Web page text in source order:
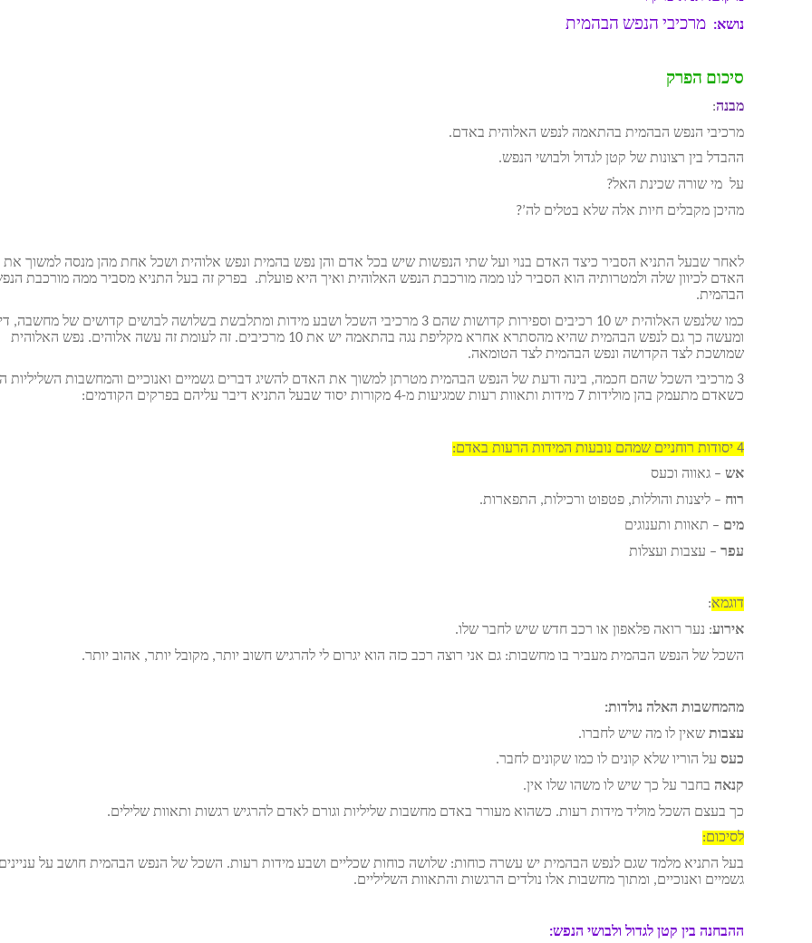
נושא: מרכיבי הנפש הבהמית
סיכום הפרק
מבנה:
מרכיבי הנפש הבהמית בהתאמה לנפש האלוהית באדם.
ההבדל בין רצונות של קטן לגדול ולבושי הנפש.
על מי שורה שכינת האל?
מהיכן מקבלים חיות אלה שלא בטלים לה’?
לאחר שבעל התניא הסביר כיצד האדם בנוי ועל שתי הנפשות שיש בכל אדם והן נפש בהמית ונפש אלוהית ושכל אחת מהן מנסה למשוך את
האדם לכיוון שלה ולמטרותיה הוא הסביר לנו ממה מורכבת הנפש האלוהית ואיך היא פועלת. בפרק זה בעל התניא מסביר ממה מורכבת
הבהמית.
כמו שלנפש האלוהית יש 10 רכיבים וספירות קדושות שהם 3 מרכיבי השכל ושבע מידות ומתלבשת בשלושה לבושים קדושים של מחשבה,
ומעשה כך גם לנפש הבהמית שהיא מהסתרא אחרא מקליפת נגה בהתאמה יש את 10 מרכיבים. זה לעומת זה עשה אלוהים. נפש האלוהית
שמושכת לצד הקדושה ונפש הבהמית לצד הטומאה.
3 מרכיבי השכל שהם חכמה, בינה ודעת של הנפש הבהמית מטרתן למשוך את האדם להשיג דברים גשמיים ואנוכיים והמחשבות השליליות
כשאדם מתעמק בהן מולידות 7 מידות ותאוות רעות שמגיעות מ-4 מקורות יסוד שבעל התניא דיבר עליהם בפרקים הקודמים:
4 יסודות רוחניים שמהם נובעות המידות הרעות באדם:
אש – גאווה וכעס
רוח – ליצנות והוללות, פטפוט ורכילות, התפארות.
מים – תאוות ותענוגים
עפר – עצבות ועצלות
דוגמא:
אירוע: נער רואה פלאפון או רכב חדש שיש לחבר שלו.
השכל של הנפש הבהמית מעביר בו מחשבות: גם אני רוצה רכב כזה הוא יגרום לי להרגיש חשוב יותר, מקובל יותר, אהוב יותר.
מהמחשבות האלה נולדות:
עצבות שאין לו מה שיש לחברו.
כעס על הוריו שלא קונים לו כמו שקונים לחבר.
קנאה בחבר על כך שיש לו משהו שלו אין.
כך בעצם השכל מוליד מידות רעות. כשהוא מעורר באדם מחשבות שליליות וגורם לאדם להרגיש רגשות ותאוות שלילים.
לסיכום:
בעל התניא מלמד שגם לנפש הבהמית יש עשרה כוחות: שלושה כוחות שכליים ושבע מידות רעות. השכל של הנפש הבהמית חושב על עניינים
גשמיים ואנוכיים, ומתוך מחשבות אלו נולדים הרגשות והתאוות השליליים.
ההבחנה בין קטן לגדול ולבושי הנפש: